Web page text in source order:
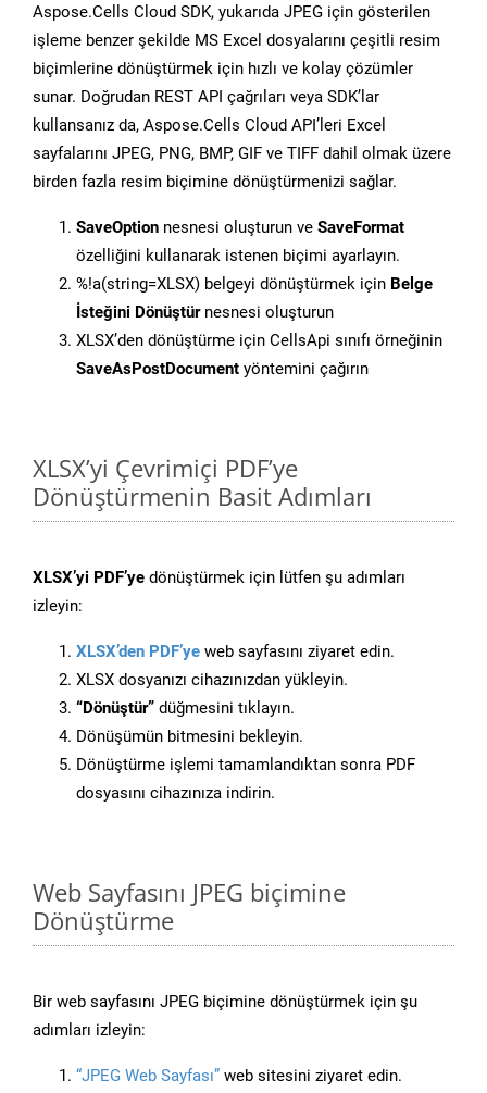
Aspose.Cells Cloud SDK, yukarıda JPEG için gösterilen
işleme benzer şekilde MS Excel dosyalarını çeşitli resim
biçimlerine dönüştürmek için hızlı ve kolay çözümler
sunar. Doğrudan REST API çağrıları veya SDK’lar
kullansanız da, Aspose.Cells Cloud API’leri Excel
sayfalarını JPEG, PNG, BMP, GIF ve TIFF dahil olmak üzere
birden fazla resim biçimine dönüştürmenizi sağlar.
SaveOption nesnesi oluşturun ve SaveFormat
özelliğini kullanarak istenen biçimi ayarlayın.
%!a(string=XLSX) belgeyi dönüştürmek için Belge
İsteğini Dönüştürnesnesi oluşturun
XLSX’den dönüştürme için CellsApi sınıfı örneğinin
SaveAsPostDocument yöntemini çağırın
XLSX’yi Çevrimiçi PDF’ye
Dönüştürmenin Basit Adımları
XLSX’yi PDF’ye dönüştürmek için lütfen şu adımları
izleyin:
XLSX’den PDF’ye web sayfasını ziyaret edin.
XLSX dosyanızı cihazınızdan yükleyin.
“Dönüştür” düğmesini tıklayın.
Dönüşümün bitmesini bekleyin.
Dönüştürme işlemi tamamlandıktan sonra PDF
dosyasını cihazınıza indirin.
Web Sayfasını JPEG biçimine
Dönüştürme
Bir web sayfasını JPEG biçimine dönüştürmek için şu
adımları izleyin:
“JPEG Web Sayfası” web sitesini ziyaret edin.